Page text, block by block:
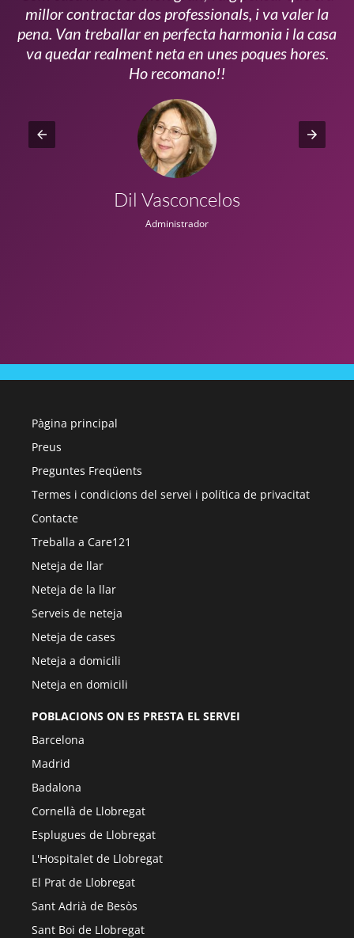
millor contractar dos professionals, i va valer la
pena. Van treballar en perfecta harmonia i la casa
va quedar realment neta en unes poques hores.
Ho recomano!!
Dil Vasconcelos
Administrador
Pàgina principal
Preus
Preguntes Freqüents
Termes i condicions del servei i política de privacitat
Contacte
Treballa a Care121
Neteja de llar
Neteja de la llar
Serveis de neteja
Neteja de cases
Neteja a domicili
Neteja en domicili
POBLACIONS ON ES PRESTA EL SERVEI
Barcelona
Madrid
Badalona
Cornellà de Llobregat
Esplugues de Llobregat
L'Hospitalet de Llobregat
El Prat de Llobregat
Sant Adrià de Besòs
Sant Boi de Llobregat